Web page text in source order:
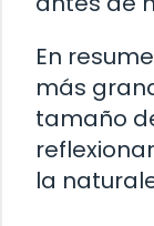
En
más
tamaño
la